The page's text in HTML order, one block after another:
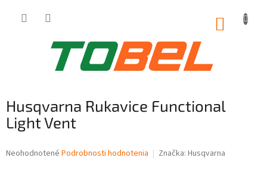
Husqvarna Rukavice Functional
Light Vent
Priemerné
Neohodnotené Podrobnosti hodnotenia Značka: Husqvarna